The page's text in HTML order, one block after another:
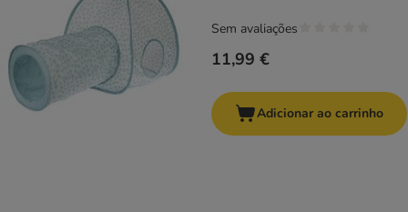
11,99 €
Sem avaliações
Adicionar ao carrinho